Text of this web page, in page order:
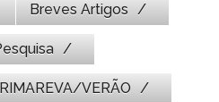
Breves Artigos
VERÃO